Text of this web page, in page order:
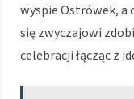
wyspie Ostrówek, a
się zwyczajowi
celebracji łącząc z